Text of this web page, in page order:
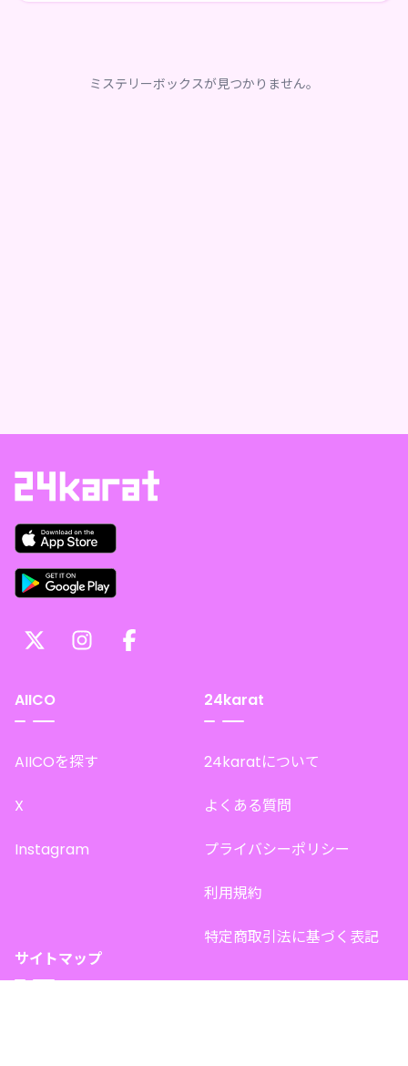
ミステリーボックスが見つかりません。
AIICO
AIICOを探す
X
Instagram
24karat
24karatについて
よくある質問
プライバシーポリシー
利用規約
特定商取引法に基づく表記
サイトマップ